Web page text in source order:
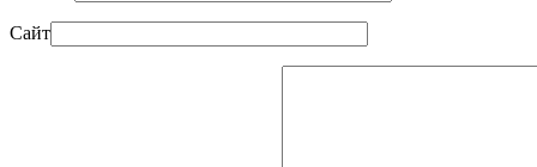
Сайт